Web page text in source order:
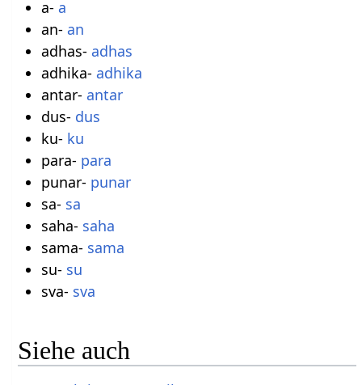
a- a
an- an
adhas- adhas
adhika- adhika
antar- antar
dus- dus
ku- ku
para- para
punar- punar
sa- sa
saha- saha
sama- sama
su- su
sva- sva
Siehe auch